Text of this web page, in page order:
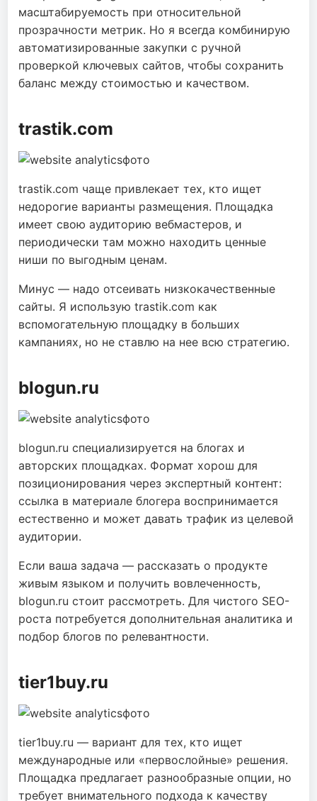
масштабируемость при относительной
прозрачности метрик. Но я всегда комбинирую
автоматизированные закупки с ручной
проверкой ключевых сайтов, чтобы сохранить
баланс между стоимостью и качеством.
trastik.com
trastik.com чаще привлекает тех, кто ищет
недорогие варианты размещения. Площадка
имеет свою аудиторию вебмастеров, и
периодически там можно находить ценные
ниши по выгодным ценам.
Минус — надо отсеивать низкокачественные
сайты. Я использую trastik.com как
вспомогательную площадку в больших
кампаниях, но не ставлю на нее всю стратегию.
blogun.ru
blogun.ru специализируется на блогах и
авторских площадках. Формат хорош для
позиционирования через экспертный контент:
ссылка в материале блогера воспринимается
естественно и может давать трафик из целевой
аудитории.
Если ваша задача — рассказать о продукте
живым языком и получить вовлеченность,
blogun.ru стоит рассмотреть. Для чистого SEO-
роста потребуется дополнительная аналитика и
подбор блогов по релевантности.
tier1buy.ru
tier1buy.ru — вариант для тех, кто ищет
международные или «первослойные» решения.
Площадка предлагает разнообразные опции, но
требует внимательного подхода к качеству